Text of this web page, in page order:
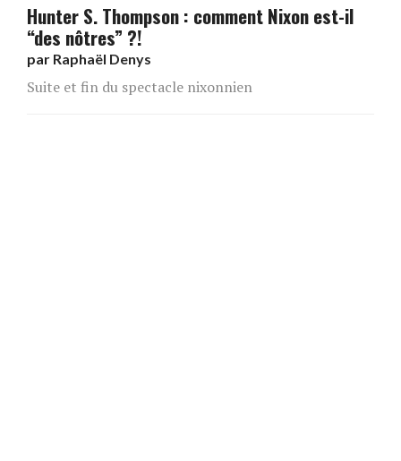
Hunter S. Thompson : comment Nixon est-il
“des nôtres” ?!
par Raphaël Denys
Suite et fin du spectacle nixonnien